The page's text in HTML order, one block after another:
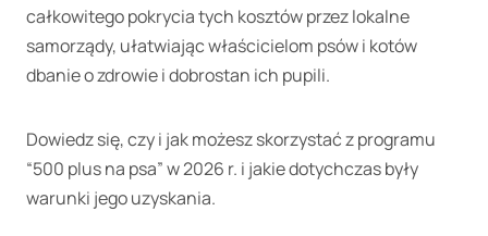
całkowitego pokrycia tych kosztów przez lokalne
samorządy, ułatwiając właścicielom psów i kotów
dbanie o zdrowie i dobrostan ich pupili.
Dowiedz się, czy i jak możesz skorzystać z programu
“500 plus na psa” w 2026 r. i jakie dotychczas były
warunki jego uzyskania.